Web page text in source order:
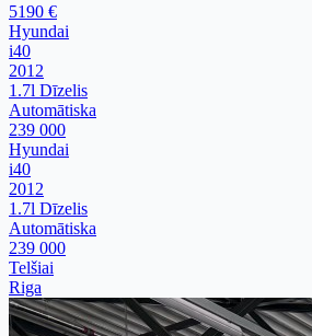
5190 €
Hyundai
i40
2012
1.7l Dīzelis
Automātiska
239 000
Hyundai
i40
2012
1.7l Dīzelis
Automātiska
239 000
Telšiai
Riga